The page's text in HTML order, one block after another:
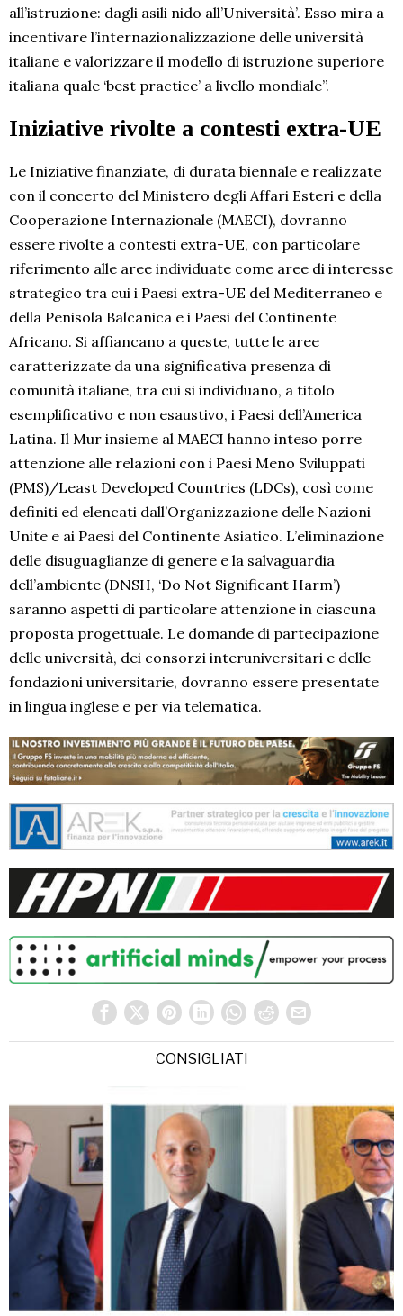
all’istruzione: dagli asili nido all’Università’. Esso mira a
incentivare l’internazionalizzazione delle università
italiane e valorizzare il modello di istruzione superiore
italiana quale ‘best practice’ a livello mondiale”.
Iniziative rivolte a contesti extra-UE
Le Iniziative finanziate, di durata biennale e realizzate
con il concerto del Ministero degli Affari Esteri e della
Cooperazione Internazionale (MAECI), dovranno
essere rivolte a contesti extra-UE, con particolare
riferimento alle aree individuate come aree di interesse
strategico tra cui i Paesi extra-UE del Mediterraneo e
della Penisola Balcanica e i Paesi del Continente
Africano. Si affiancano a queste, tutte le aree
caratterizzate da una significativa presenza di
comunità italiane, tra cui si individuano, a titolo
esemplificativo e non esaustivo, i Paesi dell’America
Latina. Il Mur insieme al MAECI hanno inteso porre
attenzione alle relazioni con i Paesi Meno Sviluppati
(PMS)/Least Developed Countries (LDCs), così come
definiti ed elencati dall’Organizzazione delle Nazioni
Unite e ai Paesi del Continente Asiatico. L’eliminazione
delle disuguaglianze di genere e la salvaguardia
dell’ambiente (DNSH, ‘Do Not Significant Harm’)
saranno aspetti di particolare attenzione in ciascuna
proposta progettuale. Le domande di partecipazione
delle università, dei consorzi interuniversitari e delle
fondazioni universitarie, dovranno essere presentate
in lingua inglese e per via telematica.
CONSIGLIATI